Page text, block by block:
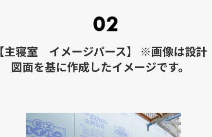
【主寝室 イメージパース】 ※画像は設計
図面を基に作成したイメージです。